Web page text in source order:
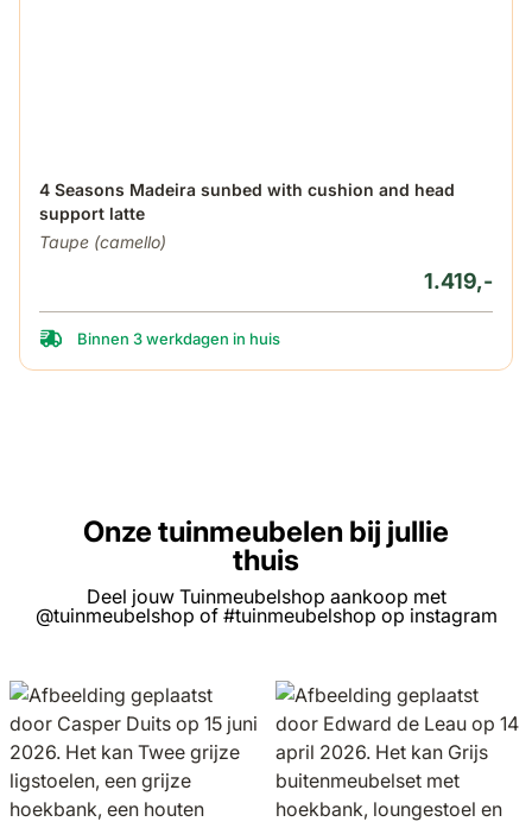
4 Seasons Madeira sunbed with cushion and head
support latte
Taupe (camello)
1.419,-
Binnen 3 werkdagen in huis
Onze tuinmeubelen bij jullie
thuis
Deel jouw Tuinmeubelshop aankoop met
@tuinmeubelshop of #tuinmeubelshop op instagram